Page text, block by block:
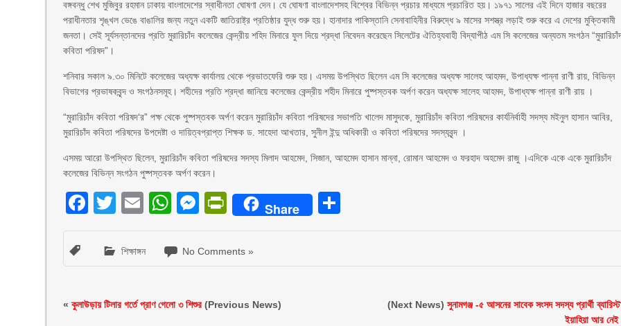
বঙ্গবন্ধু শেখ মুজিবুর রহমান ঢাকায় বাংলাদেশের স্বাধীনতা ঘোষণা দেন। যে ঘোষণা বাংলাদেশসহ বিশ্বের বিভিন্ন প্রচার মাধ্যমে প্রচারিত হয়। ১৯৭১ সালের এই দিনে হাজার বছরের
পরাধীনতার শৃঙ্খল ভেঙে বাঙালির জন্য নতুন একটি জাতিরাষ্ট্র প্রতিষ্ঠার যুদ্ধ শুরু হয়। হানাদার পাকিস্তানি সেনাবাহিনীর বিরুদ্ধে ৯ মাসের সশস্ত্র লড়াই শুরু করে এ দেশের মুক্তিকামী
জনতা। সেই সূর্যসন্তানদের প্রতি মুরারিচাঁদ কলেজের কেন্দ্রীয় শহিদ মিনারে ফুল দিয়ে শ্রদ্ধা নিবেদন করেছেন সিলেটের ঐতিহ্যবাহী বিদ্যাপীঠ এম সি কলেজের অন্যতম সংগঠন
কবিতা পরিষদ”।
শনিবার সকাল ৯.৩০ মিনিটে কলেজের অধ্যক্ষ কার্যালয় থেকে প্রভাতফেরি শুরু হয়। এসময় উপস্থিত ছিলেন এম সি কলেজের অধ্যক্ষ সালেহ আহমদ, উপাধ্যক্ষ পান্না রাণী রায়, বিভিন্ন
বিভাগের প্রভাষকবৃন্দ ও সংগঠনসমূহ। শহীদের প্রতি শ্রদ্ধা জানিয়ে কলেজের কেন্দ্রীয় শহীদ মিনারে পুষ্পস্তবক অর্পণ করেন অধ্যক্ষ সালেহ আহমদ, উপাধ্যক্ষ পান্না রাণী রায় ।
“মুরারিচাঁদ কবিতা পরিষদ‘র” পক্ষ থেকে পুষ্পস্তবক অর্পণ করেন মুরারিচাঁদ কবিতা পরিষদের সভাপতি খালেদ মাসুদকে, মুরারিচাঁদ কবিতা পরিষদের কার্যনির্বাহী সদস্য মইনুল হাসান আবির,
মুরারিচাঁদ কবিতা পরিষদের উপদেষ্টা ও দায়িত্বপ্রাপ্ত শিক্ষক ড. সাহেদা আখতার, সুনীল ইন্দু অধিকারী ও কবিতা পরিষদের সদস্যবৃন্দ ।
এসময় আরো উপস্থিত ছিলেন, মুরারিচাঁদ কবিতা পরিষদের সদস্য মিলাদ আহমেদ, সিজান, আহমেদ হাসান মান্না, রোমান আহমেদ ও ফরহাদ অহমেদ রাজু ।এদিকে একে একে মুরারিচাঁদ
কলেজের বিভিন্ন সংগঠন পুষ্পস্তবক অর্পণ করেন।
Facebook
Twitter
EmailWhatsApp
Messenger
PrintFriendly
Share
শিক্ষাঙ্গন No Comments »
«কুলাউড়ায় টিলার গর্তে প্রাণ গেলো ৩ শিশুর(Previous News) (Next News)সুনামগঞ্জ -৫ আসনের সাবেক সংসদ সদস্য প্রার্থী
ইয়াহিয়া আর নেই